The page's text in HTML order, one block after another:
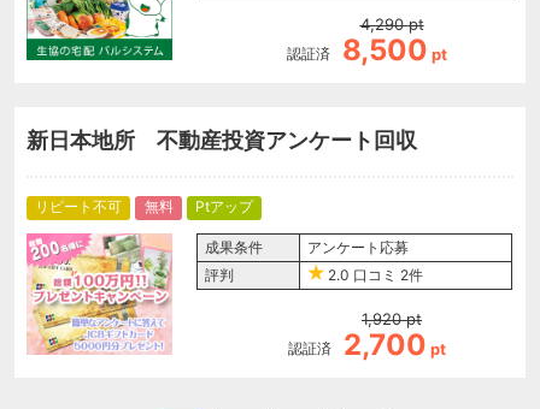
認証済
4,290 pt
8,500 pt
新日本地所 不動産投資アンケート回収
リピート不可 無料 Ptアップ
成果条件
アンケート応募
評判
2.0 口コミ 2件
認証済
1,920 pt
2,700 pt